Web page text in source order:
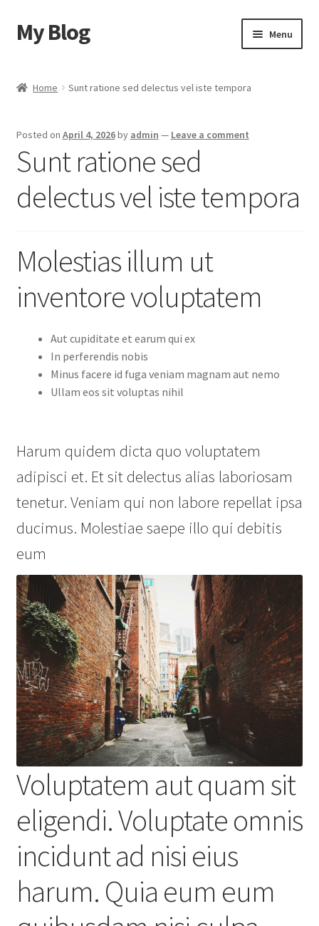
Skip
to
Skip
to
My Blog Menu
Checkout
Shop
Home Sunt ratione sed delectus vel iste tempora
Posted on April 4, 2026by admin — Leave a comment
Sunt ratione sed
delectus vel iste tempora
Molestias illum ut
inventore voluptatem
Aut cupiditate et earum qui ex
In perferendis nobis
Minus facere id fuga veniam magnam aut nemo
Ullam eos sit voluptas nihil
Harum quidem dicta quo voluptatem
adipisci et. Et sit delectus alias laboriosam
tenetur. Veniam qui non labore repellat ipsa
ducimus. Molestiae saepe illo qui debitis
eum
Voluptatem aut quam sit
eligendi. Voluptate omnis
incidunt ad nisi eius
harum. Quia eum eum